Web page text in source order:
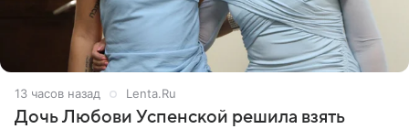
13 часов назад Lenta.Ru
Дочь Любови Успенской решила взять